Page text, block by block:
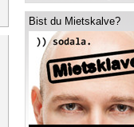
Bist du Mietskalve?